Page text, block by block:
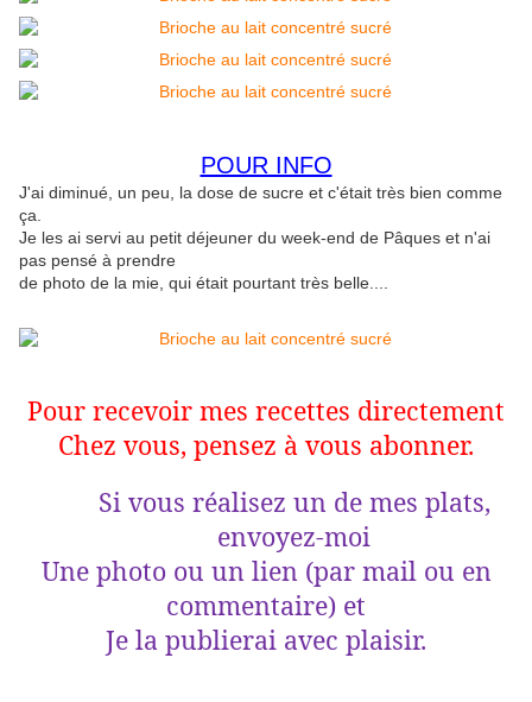
POUR INFO
J'ai diminué, un peu, la dose de sucre et c'était très bien comme
ça.
Je les ai servi au petit déjeuner du week-end de Pâques et n'ai
pas pensé à prendre
de photo de la mie, qui était pourtant très belle....
Pour recevoir mes recettes directement
Chez vous, pensez à vous abonner.
Si vous réalisez un de mes plats,
envoyez-moi
Une photo ou un lien (par mail ou en
commentaire) et
Je la publierai avec plaisir.